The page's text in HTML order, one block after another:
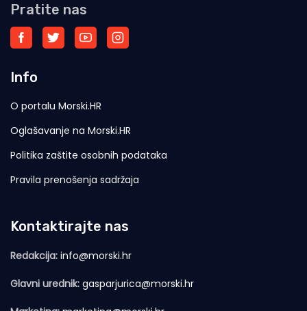
Pratite nas
Info
O portalu Morski.HR
Oglašavanje na Morski.HR
Politika zaštite osobnih podataka
Pravila prenošenja sadržaja
Kontaktirajte nas
Redakcija: info@morski.hr
Glavni urednik: gasparjurica@morski.hr